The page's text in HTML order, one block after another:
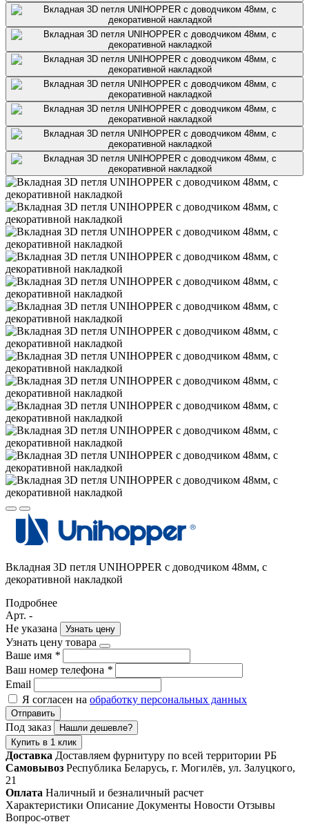
Вкладная 3D петля UNIHOPPER с доводчиком 48мм, с
декоративной накладкой
Подробнее
Арт. -
Не указана
Узнать цену
Узнать цену товара
Ваше имя *
Ваш номер телефона *
Email
Я согласен на обработку персональных данных
Отправить
Под заказ
Нашли дешевле?
Купить в 1 клик
Доставка Доставляем фурнитуру по всей территории РБ
Самовывоз Республика Беларусь, г. Могилёв, ул. Залуцкого,
21
Оплата Наличный и безналичный расчет
Характеристики Описание Документы Новости Отзывы
Вопрос-ответ